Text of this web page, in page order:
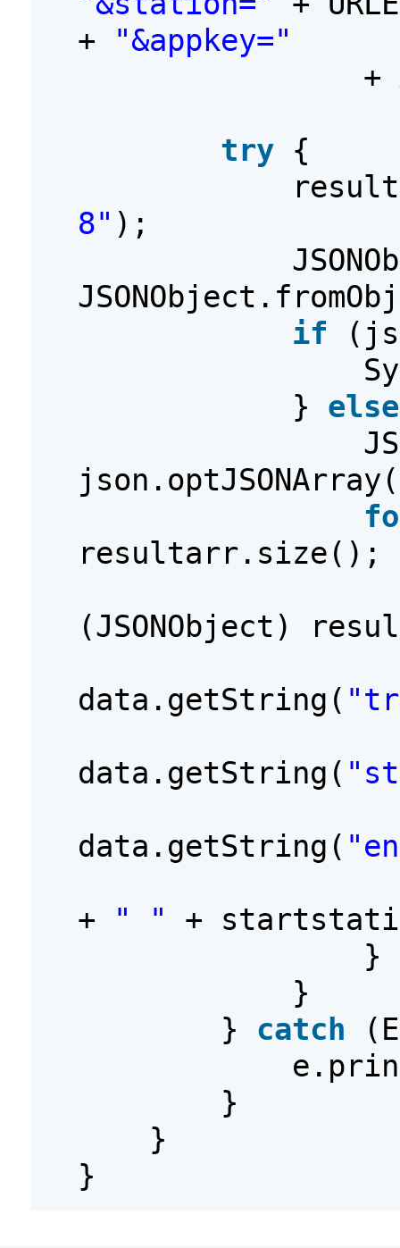
+
"&appkey="
+
try {
8" );
if
} else
json.optJSONArray(
resultarr.size();
(JSONObject)
data.getString(
data.getString(
data.getString(
+ " "
+
}
}
} catch
}
}
}